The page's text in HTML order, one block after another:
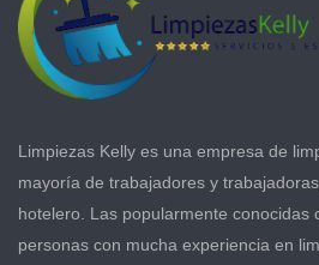
Limpiezas Kelly es una empresa de
mayoría de trabajadores y
hotelero. Las popularmente conocidas
personas con mucha experiencia en